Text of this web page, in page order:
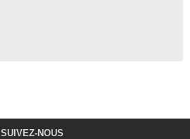
SUIVEZ-NOUS